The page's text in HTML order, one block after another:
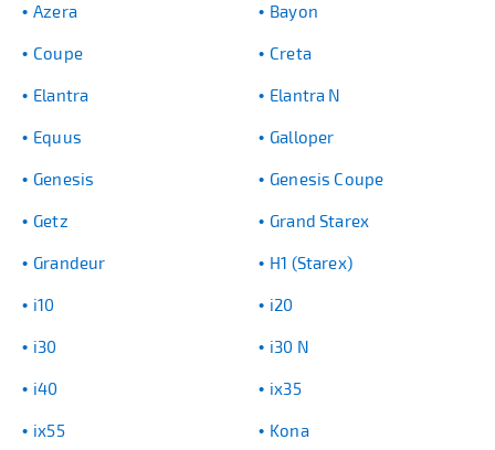
Azera Bayon
Coupe Creta
Elantra Elantra N
Equus Galloper
Genesis Genesis Coupe
Getz Grand Starex
Grandeur H1 (Starex)
i10 i20
i30 i30 N
i40 ix35
ix55 Kona